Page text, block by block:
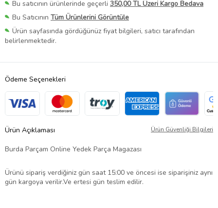
Bu satıcının ürünlerinde geçerli 350,00 TL Üzeri Kargo Bedava
Bu Satıcının Tüm Ürünlerini Görüntüle
Ürün sayfasında gördüğünüz fiyat bilgileri, satıcı tarafından
belirlenmektedir.
Ödeme Seçenekleri
Ürün Açıklaması Ürün Güvenliği Bilgileri
Burda Parçam Online Yedek Parça Magazası
​​​​​​Ürünü sipariş verdiğiniz gün saat 15:00 ve öncesi ise siparişiniz aynı
gün kargoya verilir.Ve ertesi gün teslim edilir.